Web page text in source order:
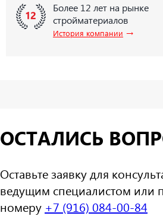
Более 12 лет на рынке
стройматериалов
История компании →
ОСТАЛИСЬ
Оставьте заявку для
ведущим специалистом или
номеру +7 (916) 084-00-84